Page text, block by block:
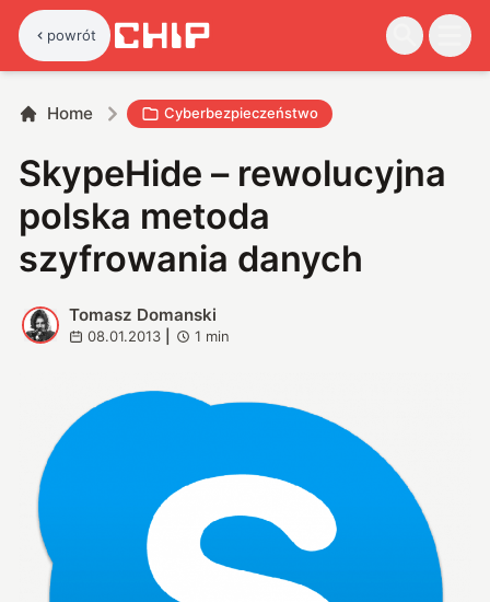
powrót
Home Cyberbezpieczeństwo
SkypeHide – rewolucyjna
polska metoda
szyfrowania danych
T
Tomasz Domanski
08.01.2013 1 min